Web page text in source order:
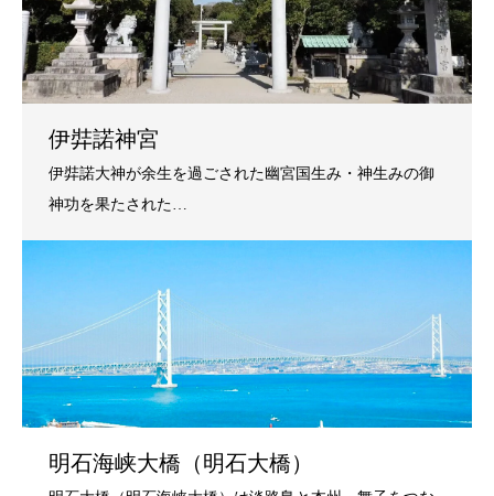
伊弉諾神宮
明石海峡大橋（明石大橋）